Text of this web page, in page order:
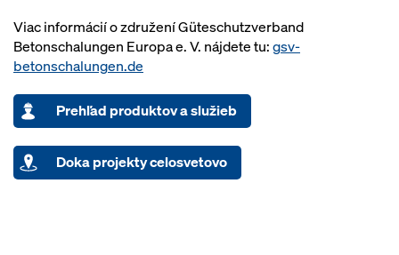
Viac informácií o združení Güteschutzverband
Betonschalungen Europa e. V. nájdete tu:gsv-
betonschalungen.de
Prehľad produktov a služieb
Doka projekty celosvetovo